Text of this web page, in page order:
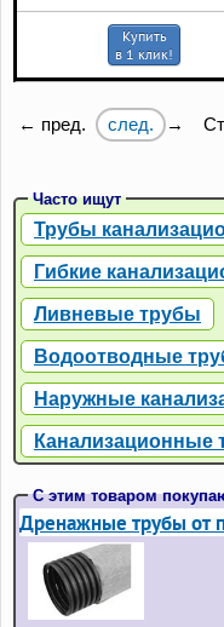
Купить
в 1 клик!
← пред. след. →
Часто ищут
Трубы
Гибкие
Ливневые трубы
Водоотводные
Наружные
Канализационные
С этим товаром
Дренажные трубы от